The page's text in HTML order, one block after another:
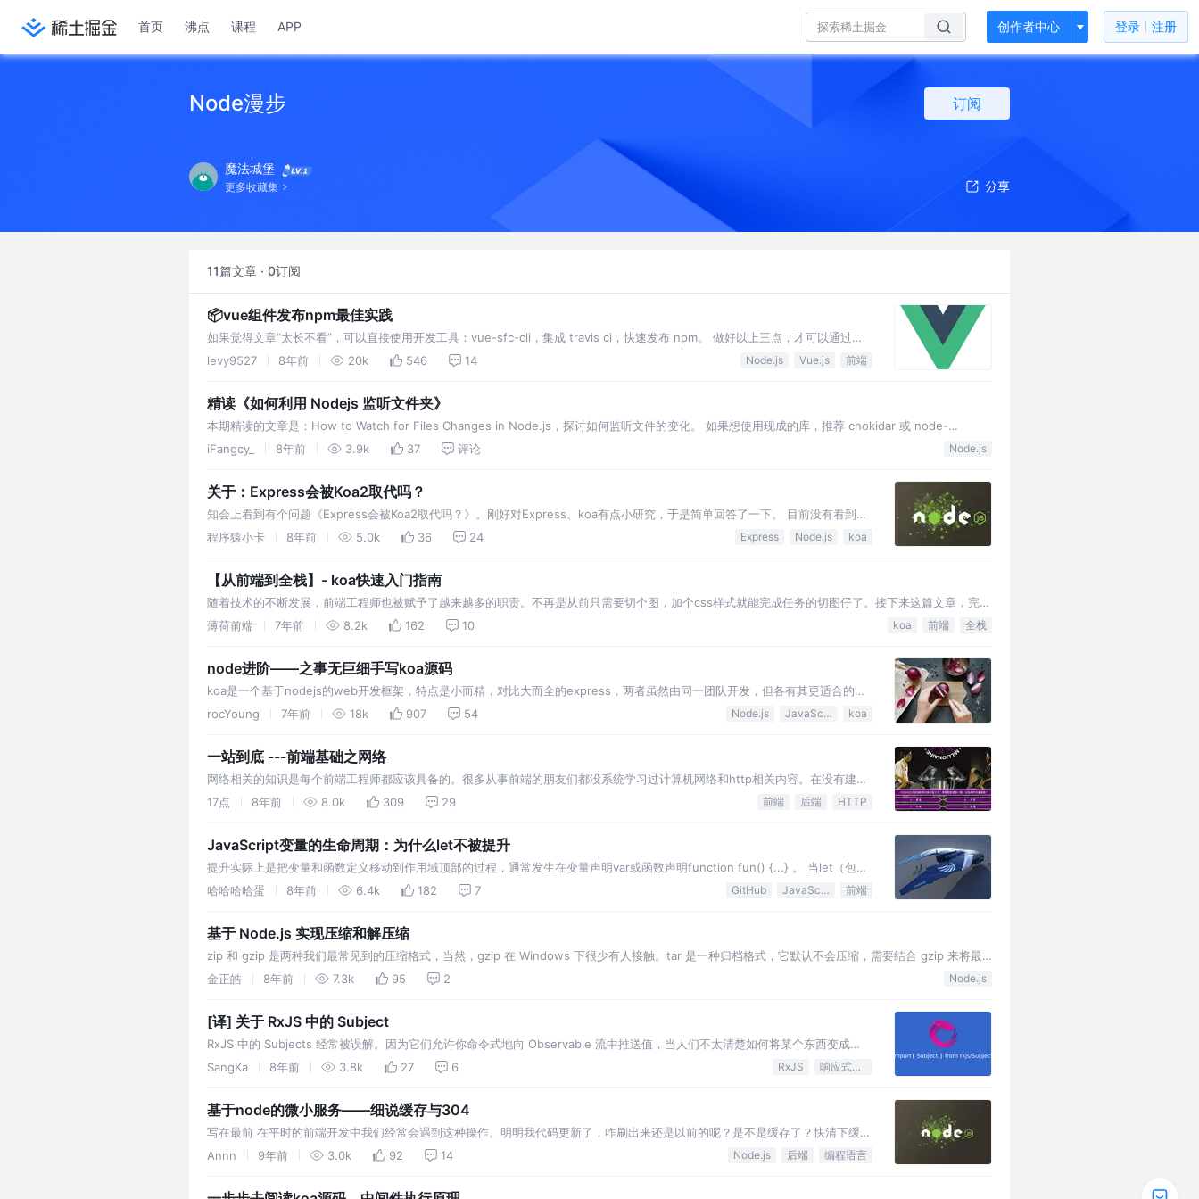
首页 沸点 课程 APP 创作者中心 登录 注册
Node漫步 订阅
魔法城堡
更多收藏集
11篇文章 · 0订阅
📦vue组件发布npm最佳实践
如果觉得文章“太长不看”，可以直接使用开发工具：vue-sfc-cli，集成 travis ci，快速发布 npm。 做好以上三点，才可以通过
npm publish简单地发布一个包。若要遵循最佳实践，还有一些准备工作要做好，下面将为你讲述 version是语义化的，major.…
levy9527 8年前 20k 546 14 Node.js Vue.js 前端
精读《如何利用 Nodejs 监听文件夹》
本期精读的文章是：How to Watch for Files Changes in Node.js，探讨如何监听文件的变化。 如果想使用现成的库，推荐 chokidar 或 node-
watch，如果想了解实现原理，请往下阅读。 使用 fs 内置函数 watchfile 似乎…
iFangcy_ 8年前 3.9k 37 评论 Node.js
关于：Express会被Koa2取代吗？
知会上看到有个问题《Express会被Koa2取代吗？》。刚好对Express、koa有点小研究，于是简单回答了一下。 目前没有看到
Express会被koa2取代的迹象。 目前来说，Express的生态更成熟，入门门槛相对较低。从npm上的下载热度来说，两者的差距还
程序猿小卡 8年前 5.0k 36 24 Express Node.js koa
【从前端到全栈】- koa快速入门指南
随着技术的不断发展，前端工程师也被赋予了越来越多的职责。不再是从前只需要切个图，加个css样式就能完成任务的切图仔了。接下来这篇文章，完成
一个简单的登录注册，能让你快速上手，成为一个‘小全栈工程师’，here we go ！ 推荐一个node的多版本管理工具：nvm。如何安装这…
薄荷前端 7年前 8.2k 162 10 koa 前端 全栈
node进阶——之事无巨细手写koa源码
koa是一个基于nodejs的web开发框架，特点是小而精，对比大而全的express，两者虽然由同一团队开发，但各有其更适合的应
用场景：express适合开发较大的企业级应用，而koa致力于成为web开发中的基石，例如egg.js就是基于koa开发的。 关于两个
rocYoung 7年前 18k 907 54 Node.js JavaScript koa
一站到底 ---前端基础之网络
网络相关的知识是每个前端工程师都应该具备的。很多从事前端的朋友们都没系统学习过计算机网络和http相关内容。在没有建立
一个整体的知识体系下，会有一种一站到底答题的感觉，每个知识点都大致知道问题的答案，但总不确定，更不知道具体是怎么回
17点 8年前 8.0k 309 29 前端 后端 HTTP
JavaScript变量的生命周期：为什么let不被提升
提升实际上是把变量和函数定义移动到作用域顶部的过程，通常发生在变量声明var或函数声明function fun() {...} 。 当let（包括
和let有同样声明行为的const和class）被ES2015提出来的时候，包括我在内的许多开发人员都使用提升来描述变量是如何被访
哈哈哈哈蛋 8年前 6.4k 182 7 GitHub JavaScript 前端
基于 Node.js 实现压缩和解压缩
zip 和 gzip 是两种我们最常见到的压缩格式，当然，gzip 在 Windows 下很少有人接触。tar 是一种归档格式，它默认不会压缩，需要结合 gzip 来将最
终的 tar 文件以 gzip 格式压缩成为一个 tar.gz 文件，通常我们会缩写为 tgz。
金正皓 8年前 7.3k 95 2 Node.js
[译] 关于 RxJS 中的 Subject
RxJS 中的 Subjects 经常被误解。因为它们允许你命令式地向 Observable 流中推送值，当人们不太清楚如何将某个东西变成
Observable 时，他们倾向于滥用 Subjects 。此模式看起来有点像这样... 虽然这对于 RxJS 新手 (对于这个阶段来说…
SangKa 8年前 3.8k 27 6 RxJS 响应式编程
基于node的微小服务——细说缓存与304
写在最前 在平时的前端开发中我们经常会遇到这种操作。明明我代码更新了，咋刷出来还是以前的呢？是不是缓存了？快清下缓存
看看！你看页面是304，怪不得没更新！等等很多情况。作者起初也不是很了解，因为这个不由前端来控制，都是后端的操作。故
Annn 9年前 3.0k 92 14 Node.js 后端 编程语言